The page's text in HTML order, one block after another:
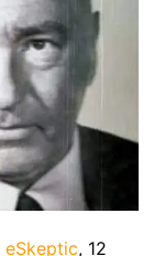
eSkeptic, 12